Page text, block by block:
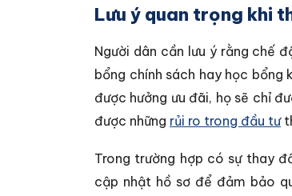
Lưu ý quan trọng khi
Người dân cần lưu ý rằng chế
bổng chính sách hay học bổng
được hưởng ưu đãi, họ sẽ chỉ
được những rủi ro trong đầu tư
Trong trường hợp có sự thay
cập nhật hồ sơ để đảm bảo